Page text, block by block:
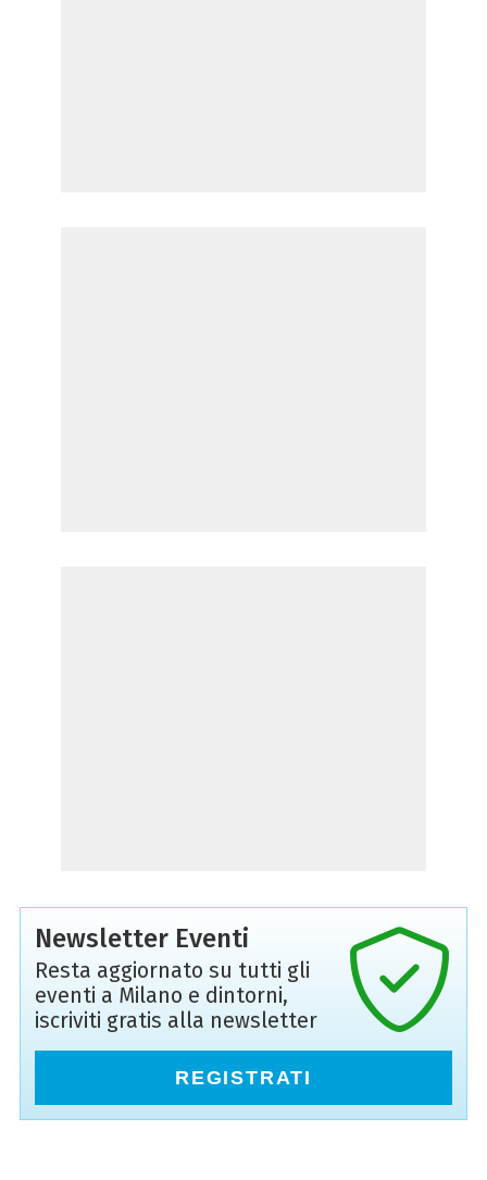
Newsletter Eventi
Resta aggiornato su tutti gli
eventi a Milano e dintorni,
iscriviti gratis alla newsletter
REGISTRATI